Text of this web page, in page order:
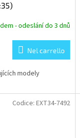
- odeslání do 3 dnů
Nel carrello
modely
Codice: EXT34-7492